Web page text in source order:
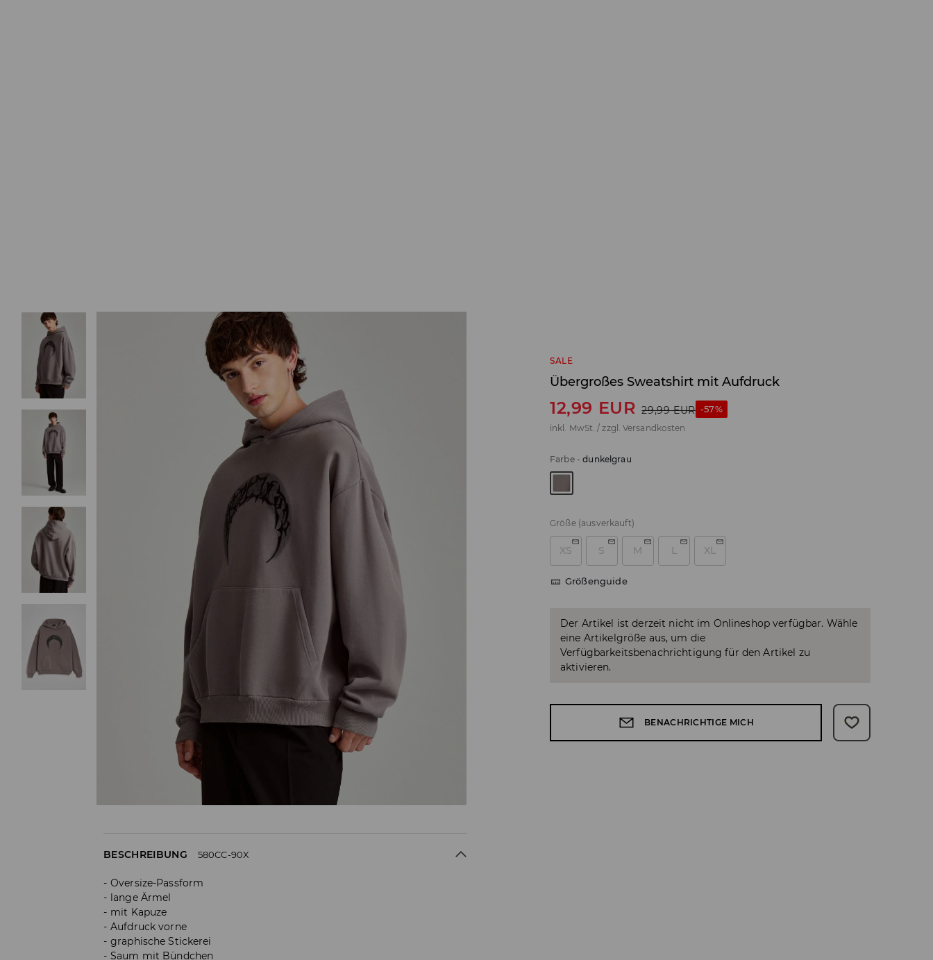
SALE
Übergroßes Sweatshirt mit Aufdruck
12,99 EUR 29,99 EUR -57%
inkl. MwSt. / zzgl. Versandkosten
Farbe-dunkelgrau
Größe (ausverkauft)
XS S M L XL
Größenguide
Der Artikel ist derzeit nicht im Onlineshop verfügbar. Wähle
eine Artikelgröße aus, um die
Verfügbarkeitsbenachrichtigung für den Artikel zu
aktivieren.
BENACHRICHTIGE MICH
BESCHREIBUNG 580CC-90X
Oversize-Passform
lange Ärmel
mit Kapuze
Aufdruck vorne
graphische Stickerei
Saum mit Bündchen